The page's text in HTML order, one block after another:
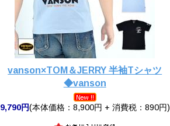
vanson×TOM＆JERRY 半袖Tシャツ
◆vanson
9,790円(本体価格：8,900円 + 消費税：890円)